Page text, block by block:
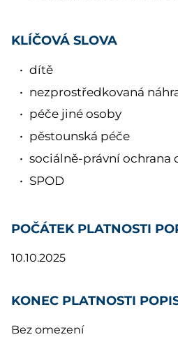
KLÍČOVÁ SLOVA
dítě
nezprostředkovaná
péče jiné osoby
pěstounská péče
sociálně-právní ochrana
SPOD
POČÁTEK PLATNOSTI
10.10.2025
KONEC PLATNOSTI
Bez omezení